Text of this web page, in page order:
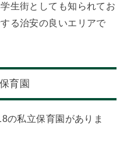
生街としても知られてお
る治安の良いエリアで
育園
の私立保育園がありま